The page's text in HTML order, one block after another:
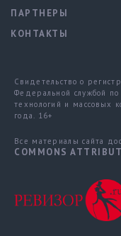
ПАРТНЕРЫ
КОНТАКТЫ
Свидетельство о
Федеральной службой
технологий и массовых
года. 16+
Все материалы сайта
COMMONS